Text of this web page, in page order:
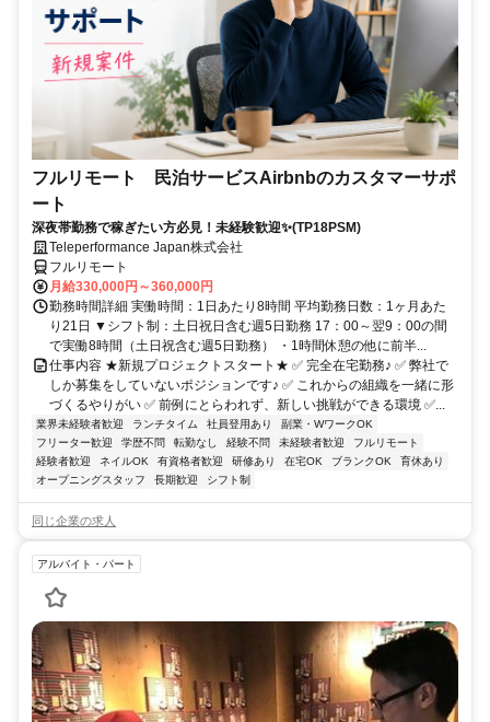
フルリモート 民泊サービスAirbnbのカスタマーサポ
ート
深夜帯勤務で稼ぎたい方必見！未経験歓迎✨(TP18PSM)
Teleperformance Japan株式会社
フルリモート
月給330,000円～360,000円
勤務時間詳細 実働時間：1日あたり8時間 平均勤務日数：1ヶ月あた
り21日 ▼シフト制：土日祝日含む週5日勤務 17：00～翌9：00の間
で実働8時間（土日祝含む週5日勤務） ・1時間休憩の他に前半...
仕事内容 ★新規プロジェクトスタート★ ✅ 完全在宅勤務♪ ✅ 弊社で
しか募集をしていないポジションです♪ ✅ これからの組織を一緒に形
づくるやりがい ✅ 前例にとらわれず、新しい挑戦ができる環境 ✅...
業界未経験者歓迎 ランチタイム 社員登用あり
副業・WワークOK
フリーター歓迎
学歴不問 転勤なし 経験不問 未経験者歓迎
フルリモート
経験者歓迎
ネイルOK 有資格者歓迎 研修あり 在宅OK ブランクOK
育休あり
オープニングスタッフ
長期歓迎 シフト制
同じ企業の求人
アルバイト・パート